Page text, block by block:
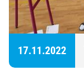
17.11.2022